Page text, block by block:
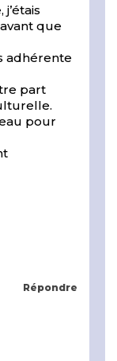
Répondre
que
adhérente
part
pour